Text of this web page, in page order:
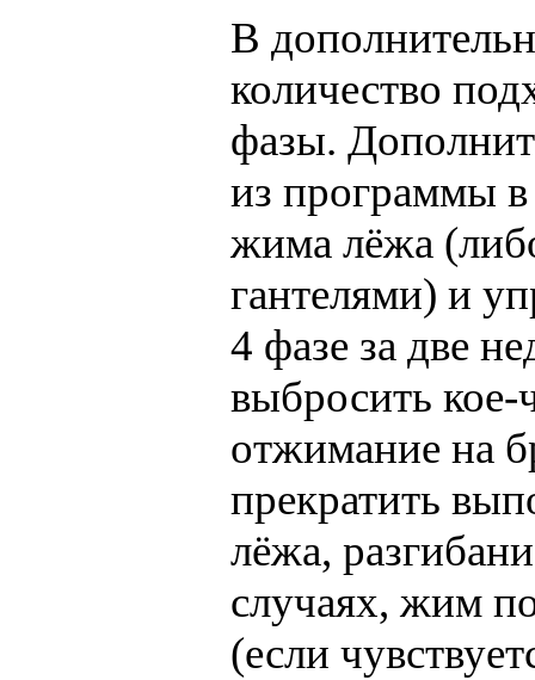
В
количество
фазы.
из программы в
жима лёжа
гантелями) и
4 фазе за две
выбросить кое-
отжимание на
прекратить
лёжа,
случаях, жим
(если